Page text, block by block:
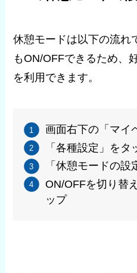
休憩モードは以下の流れ
もON/OFFできるため、
を利用できます。
画面右下の「マイ
「各種設定」をタ
「休憩モードの設
ON/OFFを切り替
ップ